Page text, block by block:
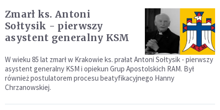
Zmarł ks. Antoni
Sołtysik - pierwszy
asystent generalny KSM
W wieku 85 lat zmarł w Krakowie ks. prałat Antoni Sołtysik - pierwszy
asystent generalny KSM i opiekun Grup Apostolskich RAM. Był
również postulatorem procesu beatyfikacyjnego Hanny
Chrzanowskiej.